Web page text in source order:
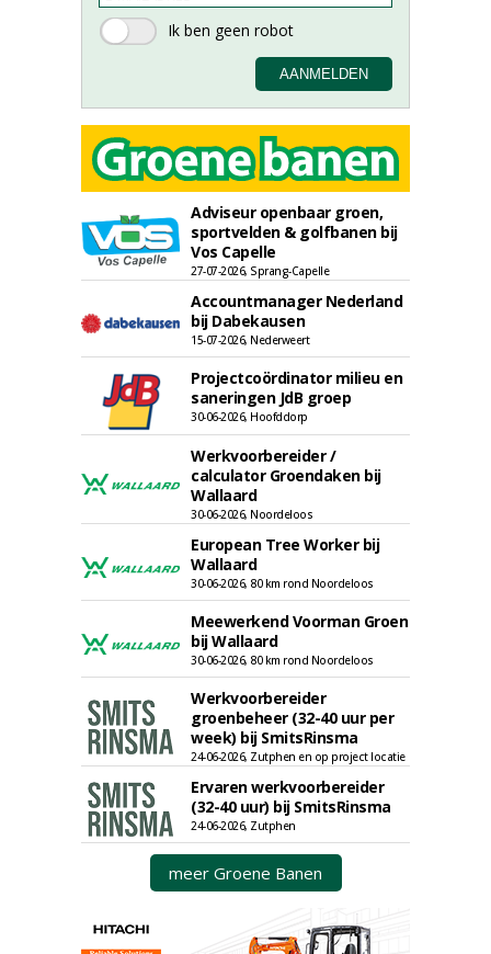
Adviseur openbaar groen,
sportvelden & golfbanen bij
Vos Capelle
27-07-2026, Sprang-Capelle
Accountmanager Nederland
bij Dabekausen
15-07-2026, Nederweert
Projectcoördinator milieu en
saneringen JdB groep
30-06-2026, Hoofddorp
Werkvoorbereider /
calculator Groendaken bij
Wallaard
30-06-2026, Noordeloos
European Tree Worker bij
Wallaard
30-06-2026, 80 km rond Noordeloos
Meewerkend Voorman Groen
bij Wallaard
30-06-2026, 80 km rond Noordeloos
Werkvoorbereider
groenbeheer (32-40 uur per
week) bij SmitsRinsma
24-06-2026, Zutphen en op project locatie
Ervaren werkvoorbereider
(32-40 uur) bij SmitsRinsma
24-06-2026, Zutphen
meer Groene Banen